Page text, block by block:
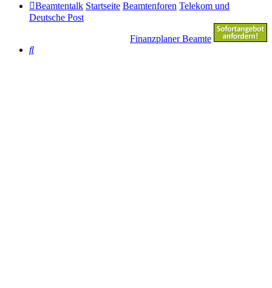
Beamtentalk Startseite Beamtenforen Telekom und
Deutsche Post
Finanzplaner Beamte
Suche